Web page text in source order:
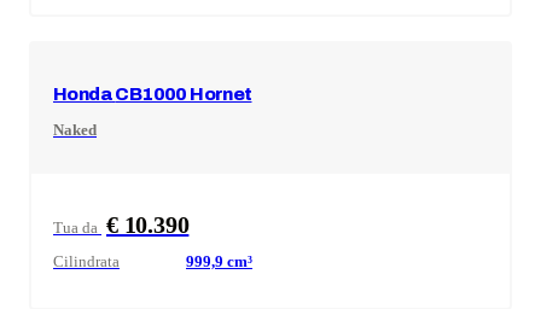
HondaCB1000 Hornet
Naked
Tua da € 10.390
Cilindrata 999,9 cm³